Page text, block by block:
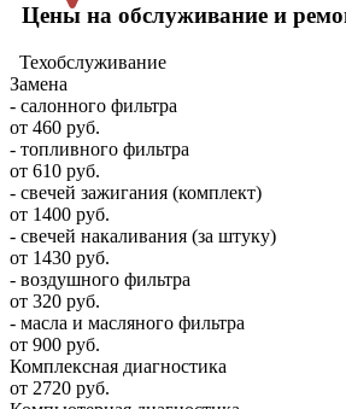
Цены на обслуживание и
Техобслуживание
Замена
- салонного фильтра
от 460 руб.
- топливного фильтра
от 610 руб.
- свечей зажигания (комплект)
от 1400 руб.
- свечей накаливания (за штуку)
от 1430 руб.
- воздушного фильтра
от 320 руб.
- масла и масляного фильтра
от 900 руб.
Комплексная диагностика
от 2720 руб.